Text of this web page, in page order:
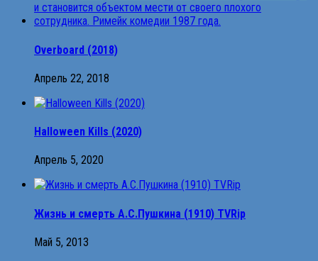
Overboard (2018)
Апрель 22, 2018
Halloween Kills (2020)
Апрель 5, 2020
Жизнь и смерть А.С.Пушкина (1910) TVRip
Май 5, 2013